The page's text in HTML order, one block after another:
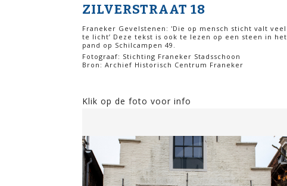
ZILVERSTRAAT 18
Franeker Gevelstenen: 'Die op mensch sticht valt veel
te licht’ Deze tekst is ook te lezen op een steen in het
pand op Schilcampen 49.
Fotograaf: Stichting Franeker Stadsschoon
Bron: Archief Historisch Centrum Franeker
Klik op de foto voor info